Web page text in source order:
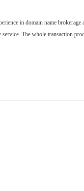
in domain name brokerage
The whole transaction